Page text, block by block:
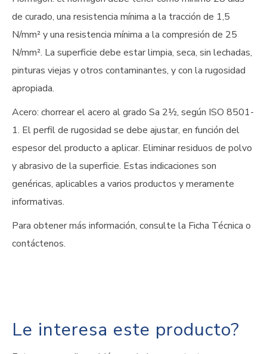
de curado, una resistencia mínima a la tracción de 1,5
N/mm² y una resistencia mínima a la compresión de 25
N/mm². La superficie debe estar limpia, seca, sin lechadas,
pinturas viejas y otros contaminantes, y con la rugosidad
apropiada.
Acero: chorrear el acero al grado Sa 2½, según ISO 8501-
1. El perfil de rugosidad se debe ajustar, en función del
espesor del producto a aplicar. Eliminar residuos de polvo
y abrasivo de la superficie. Estas indicaciones son
genéricas, aplicables a varios productos y meramente
informativas.
Para obtener más información, consulte la Ficha Técnica o
contáctenos.
Le interesa este producto?